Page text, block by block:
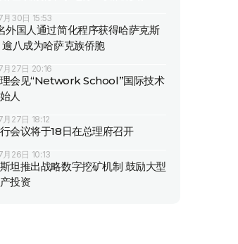
30日 15:53
外国人通过简化程序获得哈萨克斯
八成为哈萨克族侨胞
27日 20:16
会见“Network School”国际技术
人
27日 18:12
会议将于18日在总理府召开
26日 10:13
坦推出战略数字挖矿机制 鼓励大型
投资